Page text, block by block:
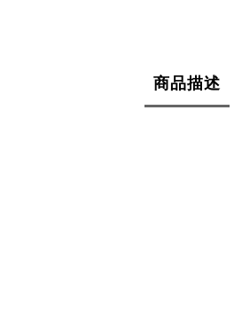
商品描述